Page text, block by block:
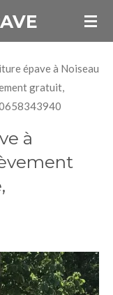
épave à Noiseau
gratuit,
à